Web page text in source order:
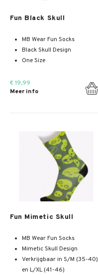
Fun Black Skull
MB Wear Fun Socks
Black Skull Design
One Size
€ 19,99
Meer info
Fun Mimetic Skull
MB Wear Fun Socks
Mimetic Skull Design
Verkrijgbaar in S/M (35-40)
en L/XL (41-46)